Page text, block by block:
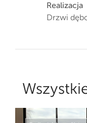
Realizacja
Drzwi